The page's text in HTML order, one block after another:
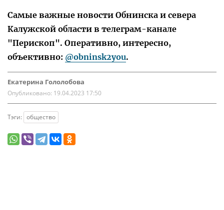
Самые важные новости Обнинска и севера
Калужской области в телеграм-канале
"Перископ". Оперативно, интересно,
объективно: @obninsk2you.
Екатерина Гололобова
Опубликовано: 19.04.2023 17:50
Тэги: общество